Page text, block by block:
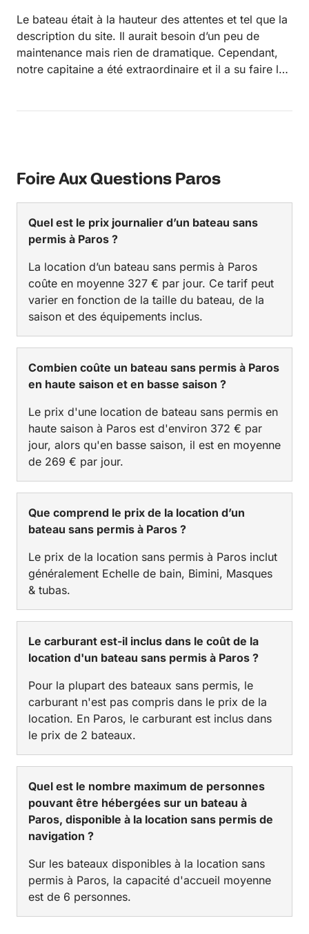
Le bateau était à la hauteur des attentes et tel que la
description du site. Il aurait besoin d’un peu de
maintenance mais rien de dramatique. Cependant,
notre capitaine a été extraordinaire et il a su faire la
Foire Aux Questions Paros
Quel est le prix journalier d’un bateau sans
permis à Paros ?
La location d’un bateau sans permis à Paros
coûte en moyenne 327 € par jour. Ce tarif peut
varier en fonction de la taille du bateau, de la
saison et des équipements inclus.
Combien coûte un bateau sans permis à Paros
en haute saison et en basse saison ?
Le prix d'une location de bateau sans permis en
haute saison à Paros est d'environ 372 € par
jour, alors qu'en basse saison, il est en moyenne
de 269 € par jour.
Que comprend le prix de la location d’un
bateau sans permis à Paros ?
Le prix de la location sans permis à Paros inclut
généralement Echelle de bain, Bimini, Masques
& tubas.
Le carburant est-il inclus dans le coût de la
location d'un bateau sans permis à Paros ?
Pour la plupart des bateaux sans permis, le
carburant n'est pas compris dans le prix de la
location. En Paros, le carburant est inclus dans
le prix de 2 bateaux.
Quel est le nombre maximum de personnes
pouvant être hébergées sur un bateau à
Paros, disponible à la location sans permis de
navigation ?
Sur les bateaux disponibles à la location sans
permis à Paros, la capacité d'accueil moyenne
est de 6 personnes.